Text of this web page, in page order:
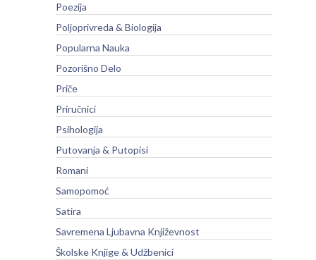
Poezija
Poljoprivreda & Biologija
Popularna Nauka
Pozorišno Delo
Priče
Priručnici
Psihologija
Putovanja & Putopisi
Romani
Samopomoć
Satira
Savremena Ljubavna Književnost
Školske Knjige & Udžbenici